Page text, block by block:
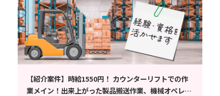
【紹介案件】時給1550円！ カウンターリフトでの作
業メイン！出来上がった製品搬送作業、機械オペレー